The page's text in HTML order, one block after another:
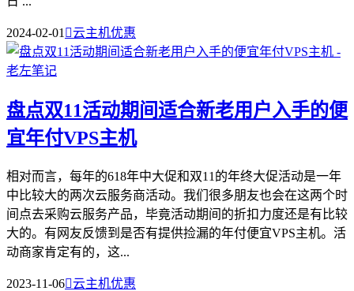
2024-02-01 云主机优惠
盘点双11活动期间适合新老用户入手的便
宜年付VPS主机
相对而言，每年的618年中大促和双11的年终大促活动是一年
中比较大的两次云服务商活动。我们很多朋友也会在这两个时
间点去采购云服务产品，毕竟活动期间的折扣力度还是有比较
大的。有网友反馈到是否有提供捡漏的年付便宜VPS主机。活
动商家肯定有的，这...
2023-11-06云主机优惠